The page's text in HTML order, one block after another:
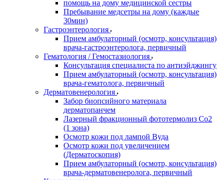
помощь на дому медицинской сестры
Пребывание медсетры на дому (каждые
30мин)
Гастроэнтерология
Прием амбулаторный (осмотр, консультация)
врача-гастроэнтеролога, первичный
Гематология / Гемостазиология
Консультация специалиста по антиэйджингу
Прием амбулаторный (осмотр, консультация)
врача-гематолога, первичный
Дерматовенерология
Забор биопсийного материала
дерматопанчем
Лазерный фракционный фототермолиз Со2
(1 зона)
Осмотр кожи под лампой Вуда
Осмотр кожи под увеличением
(Дерматоскопия)
Прием амбулаторный (осмотр, консультация)
врача-дерматовенеролога, первичный